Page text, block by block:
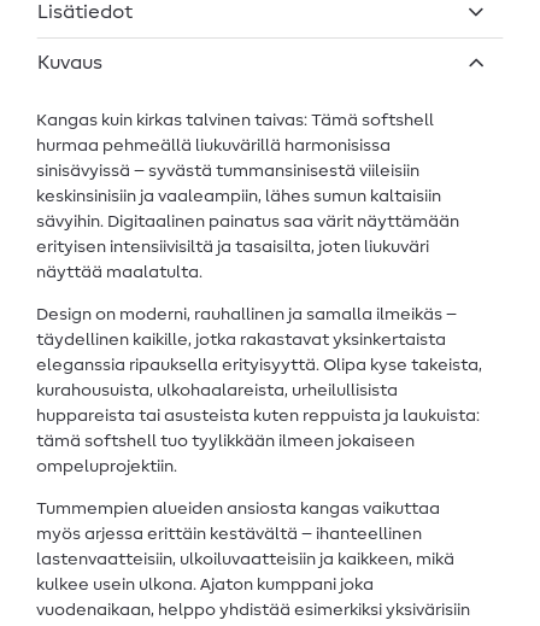
Lisätiedot
Kuvaus
Kangas kuin kirkas talvinen taivas: Tämä softshell
hurmaa pehmeällä liukuvärillä harmonisissa
sinisävyissä – syvästä tummansinisestä viileisiin
keskinsinisiin ja vaaleampiin, lähes sumun kaltaisiin
sävyihin. Digitaalinen painatus saa värit näyttämään
erityisen intensiivisiltä ja tasaisilta, joten liukuväri
näyttää maalatulta.
Design on moderni, rauhallinen ja samalla ilmeikäs –
täydellinen kaikille, jotka rakastavat yksinkertaista
eleganssia ripauksella erityisyyttä. Olipa kyse takeista,
kurahousuista, ulkohaalareista, urheilullisista
huppareista tai asusteista kuten reppuista ja laukuista:
tämä softshell tuo tyylikkään ilmeen jokaiseen
ompeluprojektiin.
Tummempien alueiden ansiosta kangas vaikuttaa
myös arjessa erittäin kestävältä – ihanteellinen
lastenvaatteisiin, ulkoiluvaatteisiin ja kaikkeen, mikä
kulkee usein ulkona. Ajaton kumppani joka
vuodenaikaan, helppo yhdistää esimerkiksi yksivärisiin